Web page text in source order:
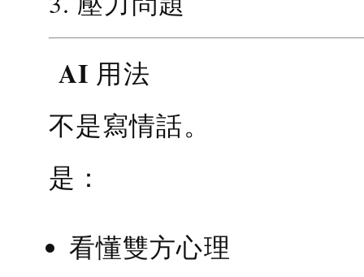
AI 用法
不是寫情話。
是：
看懂雙方心理